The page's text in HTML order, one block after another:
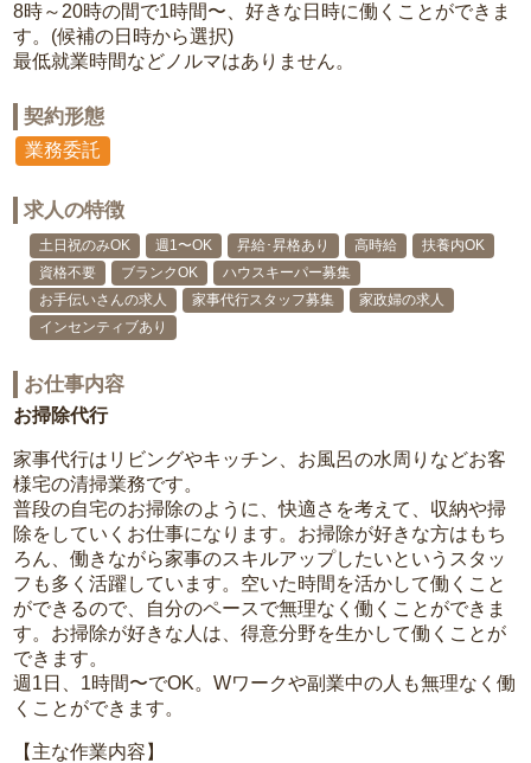
8時～20時の間で1時間〜、好きな日時に働くことができま
す。(候補の日時から選択)
最低就業時間などノルマはありません。
契約形態
業務委託
求人の特徴
土日祝のみOK 週1〜OK 昇給･昇格あり 高時給
扶養内OK
資格不要
ブランクOK
ハウスキーパー募集
お手伝いさんの求人
家事代行スタッフ募集
家政婦の求人
インセンティブあり
お仕事内容
お掃除代行
家事代行はリビングやキッチン、お風呂の水周りなどお客
様宅の清掃業務です。
普段の自宅のお掃除のように、快適さを考えて、収納や掃
除をしていくお仕事になります。お掃除が好きな方はもち
ろん、働きながら家事のスキルアップしたいというスタッ
フも多く活躍しています。空いた時間を活かして働くこと
ができるので、自分のペースで無理なく働くことができま
す。お掃除が好きな人は、得意分野を生かして働くことが
できます。
週1日、1時間〜でOK。Wワークや副業中の人も無理なく働
くことができます。
【主な作業内容】